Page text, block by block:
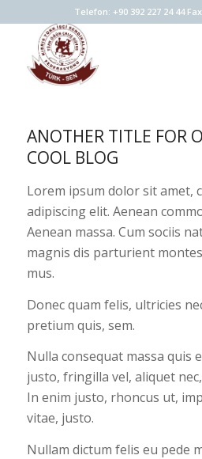
Telefon: +90 392 227 24 44
ANOTHER TITLE FOR
COOL BLOG
Lorem ipsum dolor sit amet,
adipiscing elit. Aenean
Aenean massa. Cum sociis
magnis dis parturient
mus.
Donec quam felis, ultricies
pretium quis, sem.
Nulla consequat massa quis
justo, fringilla vel, aliquet
In enim justo, rhoncus ut,
vitae, justo.
Nullam dictum felis eu pede